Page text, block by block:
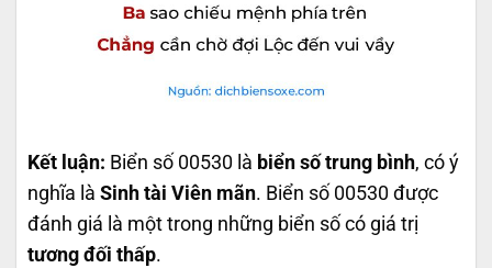
Kết luận: Biển số 00530 là biển số trung bình, có ý
nghĩa là Sinh tài Viên mãn. Biển số 00530 được
đánh giá là một trong những biển số có giá trị
tương đối thấp.